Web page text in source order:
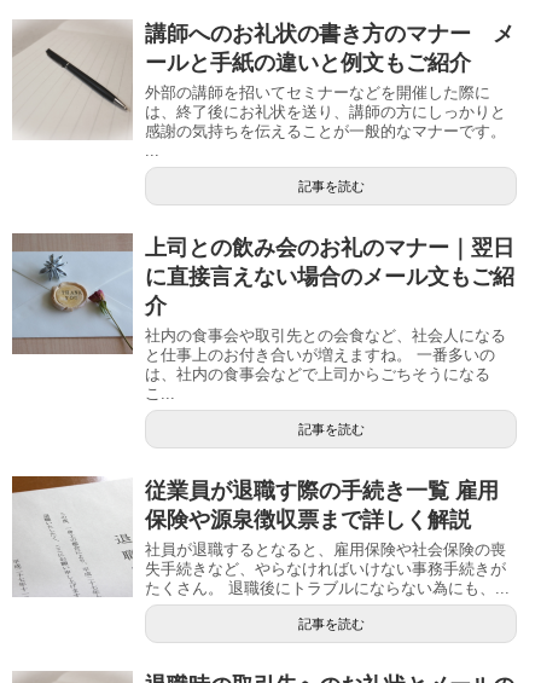
講師へのお礼状の書き方のマナー メ
ールと手紙の違いと例文もご紹介
外部の講師を招いてセミナーなどを開催した際に
は、終了後にお礼状を送り、講師の方にしっかりと
感謝の気持ちを伝えることが一般的なマナーです。
記事を読む
上司との飲み会のお礼のマナー｜翌日
に直接言えない場合のメール文もご紹
介
社内の食事会や取引先との会食など、社会人になる
と仕事上のお付き合いが増えますね。 一番多いの
は、社内の食事会などで上司からごちそうになる
こ...
記事を読む
従業員が退職す際の手続き一覧 雇用
保険や源泉徴収票まで詳しく解説
社員が退職するとなると、雇用保険や社会保険の喪
失手続きなど、やらなければいけない事務手続きが
たくさん。 退職後にトラブルにならない為にも、...
記事を読む